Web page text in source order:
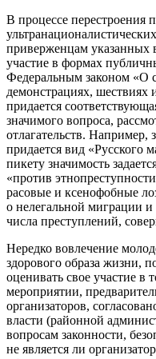
В процессе перестроения
приверженцам указанных
участие в формах
Федеральным законом «О
демонстрациях, шествиях
придается
значимого вопроса,
отлагательств.
придается вид «Русского
пикету значимость
«против
расовые и ксенофобные
о нелегальной миграции
числа преступлений,
Нередко вовлечение
здорового образа жизни,
оценивать свое участие
мероприятии,
организаторов,
власти (районной
вопросам законности,
не является ли